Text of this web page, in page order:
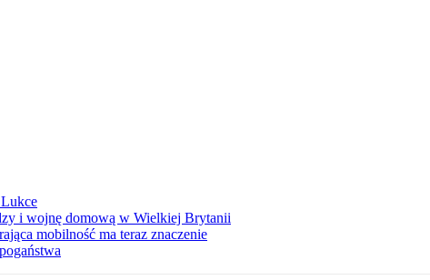
i wojnę domową w Wielkiej Brytanii
mobilność ma teraz znaczenie